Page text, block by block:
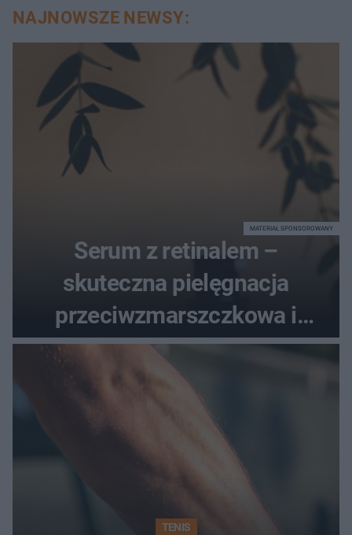
NAJNOWSZE NEWSY:
Serum z retinalem –
skuteczna pielęgnacja
przeciwzmarszczkowa i
regenerująca
MATERIAŁ SPONSOROWANY
TENIS